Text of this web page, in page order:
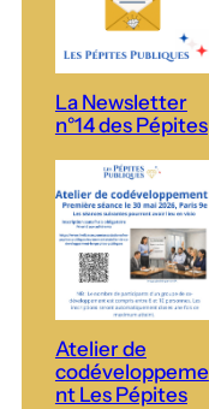
La Newsletter
n°14 des Pépites
Atelier de
codéveloppeme
nt Les Pépites